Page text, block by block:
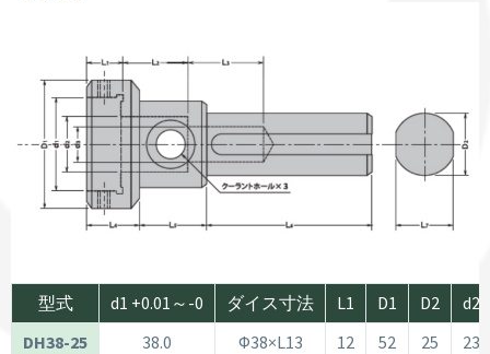
型式 d1 +0.01～-0 ダイス寸法 L1 D1 D2
d2
DH38-25
38.0 Φ38×L13 12 52 25
23